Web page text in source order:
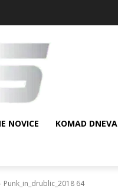
NOVICE KOMAD DNEVA
Punk_in_drublic_2018 64